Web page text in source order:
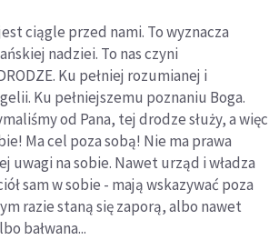
ciągle przed nami. To wyznacza
nadziei. To nas czyni
Ku pełniej rozumianej i
Ku pełniejszemu poznaniu Boga.
od Pana, tej drodze służy, a więc
Ma cel poza sobą! Nie ma prawa
uwagi na sobie. Nawet urząd i władza
sam w sobie - mają wskazywać poza
razie staną się zaporą, albo nawet
bałwana...